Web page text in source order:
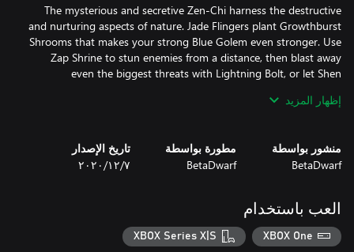
The mysterious and secretive Zen-Chi harness the destructive
and nurturing aspects of nature. Jade Flingers plant Growthburst
Shrooms that makes your strong Blue Golem even stronger. Use
Zap Shrine to stun enemies from a distance, then blast away
even the biggest threats with Lightning Bolt, or let Shen
إظهار المزيد
منشور بواسطة
BetaDwarf
مطورة بواسطة
BetaDwarf
تاريخ الإصدار
٧‏/١٢‏/٢٠٢٠
العب باستخدام
XBOX One
XBOX Series X|S